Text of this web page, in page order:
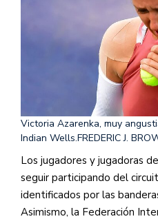
Victoria Azarenka, muy
Indian Wells.FREDERIC J.
Los jugadores y jugadoras
seguir participando del
identificados por las
Asimismo, la Federación